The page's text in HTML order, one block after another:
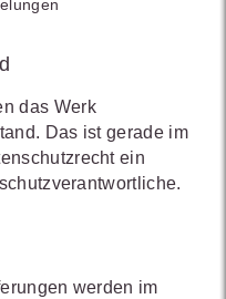
das Werk
Das ist gerade im
ein
werden im